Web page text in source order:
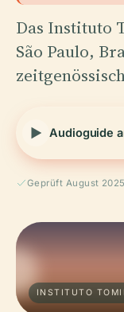
Das Instituto
São Paulo,
Audioguide
Geprüft August 2025
INSTITUTO